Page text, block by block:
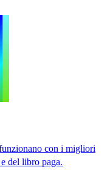
con i migliori
del libro paga.​​